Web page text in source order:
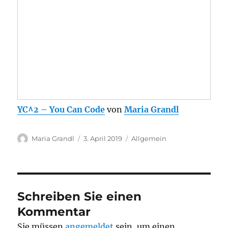
YC^2 – You Can Code vonMaria Grandl
Autor
Maria Grandl
Veröffentlicht
3. April 2019 Kategorien
Allgemein
Schreiben Sie einen
Kommentar